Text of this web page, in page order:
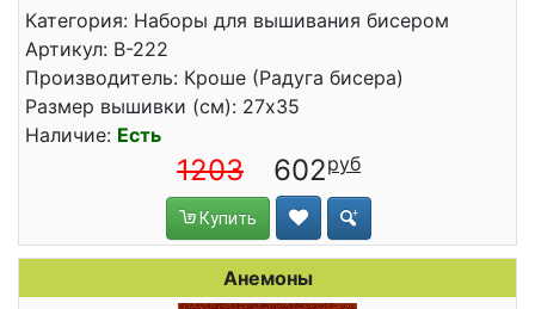
Категория: Наборы для вышивания бисером
Артикул: В-222
Производитель: Кроше (Радуга бисера)
Размер вышивки (см): 27x35
Наличие: Есть
1203 602
Купить
Анемоны